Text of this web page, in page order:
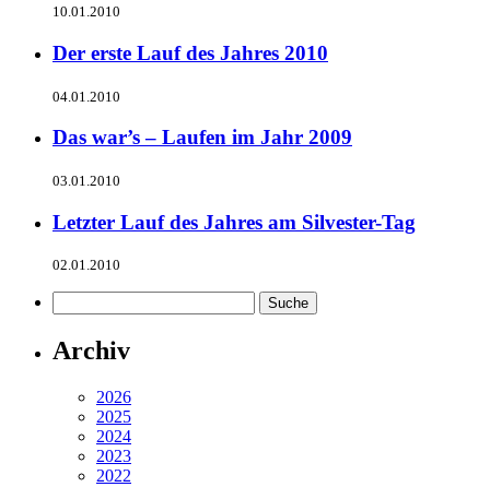
10.01.2010
Der erste Lauf des Jahres 2010
04.01.2010
Das war’s – Laufen im Jahr 2009
03.01.2010
Letzter Lauf des Jahres am Silvester-Tag
02.01.2010
Archiv
2026
2025
2024
2023
2022